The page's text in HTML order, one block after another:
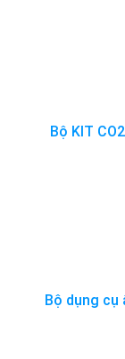
Bộ KIT
Bộ dụng